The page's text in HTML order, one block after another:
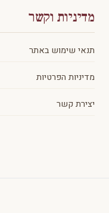
מדיניות וקשר
תנאי שימוש באתר
מדיניות הפרטיות
יצירת קשר